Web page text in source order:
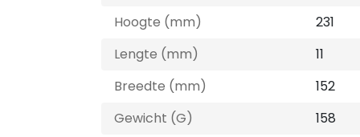
Hoogte (mm)
231
Lengte (mm)
11
Breedte (mm)
152
Gewicht (G)
158